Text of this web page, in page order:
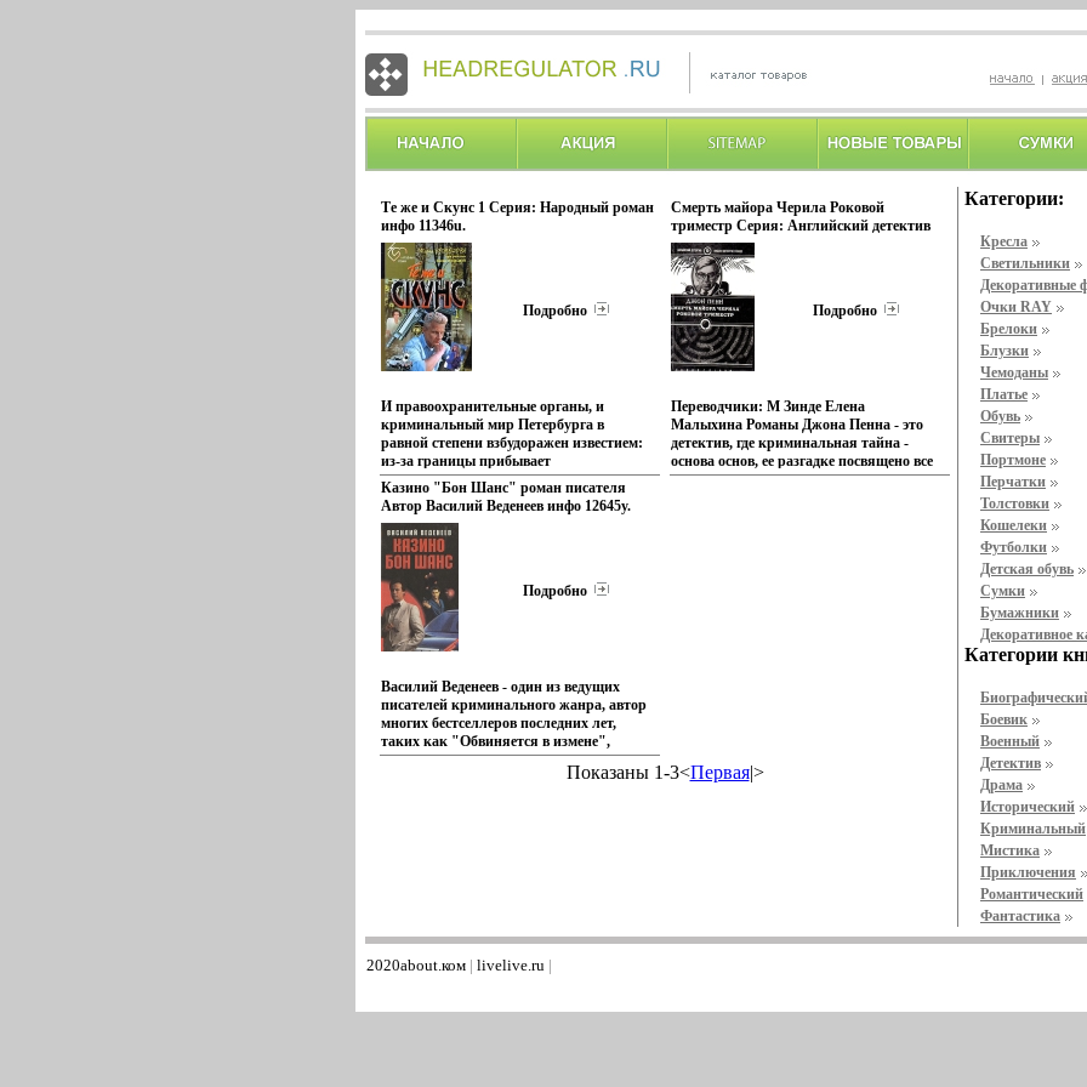
Те же и Скунс 1 Серия: Народный роман
инфо 11346u.
Подробно
И правоохранительные органы, и
криминальный мир Петербурга в
равной степени взбудоражен известием:
из-за границы прибывает
таинственный киллер по прозвищу
Скунс Никто не видел его, никто не
знает его имени… Тбыъйголько то, что
он не делает ошибок и не оставляет
следов… Вот с каким противником
предстоит схватка агенству `Эгида
плюс` - секретной службе по
неконструктивному искоренению Особо
одиозных преступных авторитетов!
Часть 1 - 2 Авторы Мария Семенова
Ленинградский институт авиационного
приборостроения с дипломом
инженера-электрика в 1982 году Десять
лет работала по специальности Выхода
первой книги ( "Лебеди улетают" ,
1989) ждала 9 лет Известность автору
Казино "Бон Шанс" роман писателя
Автор Василий Веденеев инфо 12645y.
Подробно
Василий Веденеев - один из ведущих
писателей криминального жанра, автор
многих бестселлеров последних лет,
таких как "Обвиняется в измене",
"Получатель", "Игра без правил",
"быщмеЛабиринт", "Дикое поле" и др
Смерть майора Черила Роковой
триместр Серия: Английский детектив
инфо 8761x.
Подробно
Переводчики: М Зинде Елена
Малыхина Романы Джона Пенна - это
детектив, где криминальная тайна -
основа основ, ее разгадке посвящено все
внимание автора, действующих лиц и
Показаны 1-3<Первая|>
Категории:
Кресла
Светильники
Декоративные
Очки RAY
Брелоки
Блузки
Чемоданы
Платье
Обувь
Свитеры
Портмоне
Перчатки
Толстовки
Кошелеки
Футболки
Детская обувь
Cумки
Бумажники
Декоративное
Категории
Боевик
Военный
Детектив
Драма
Исторический
Криминальный
Мистика
Приключения
Романтический
Фантастика
2020about.ком | livelive.ru |